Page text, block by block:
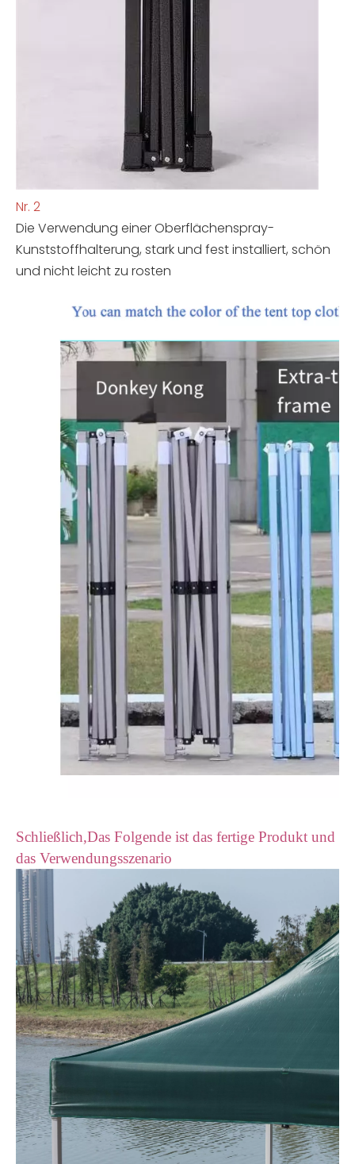
Nr. 2
Die Verwendung einer Oberflächenspray-
Kunststoffhalterung, stark und fest installiert, schön
und nicht leicht zu rosten
Schließlich,Das Folgende ist das fertige Produkt und
das Verwendungsszenario